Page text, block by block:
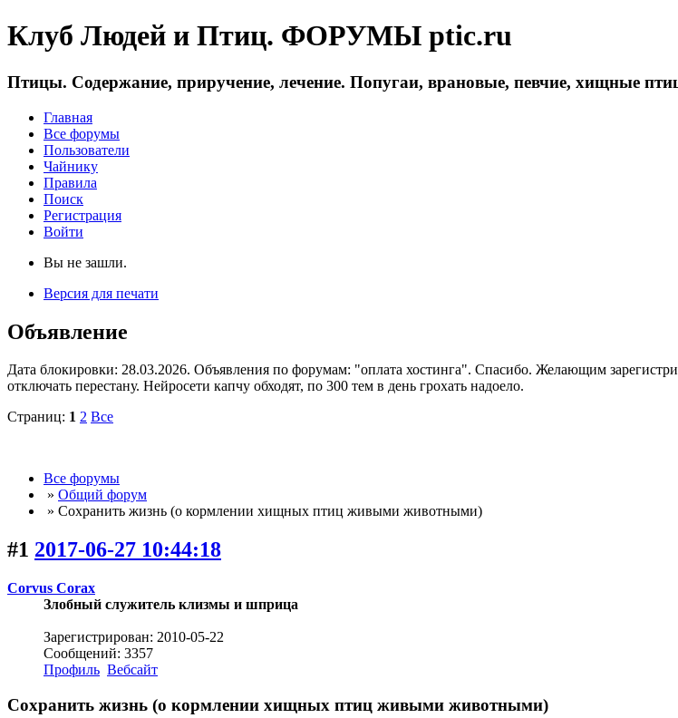
Клуб Людей и Птиц. ФОРУМЫ ptic.ru
Птицы. Содержание, приручение, лечение. Попугаи, врановые, певчие, хищные
Главная
Все форумы
Пользователи
Чайнику
Правила
Поиск
Регистрация
Войти
Вы не зашли.
Версия для печати
Объявление
Дата блокировки: 28.03.2026. Объявления по форумам: "оплата хостинга". Спасибо. Желающим
отключать перестану. Нейросети капчу обходят, по 300 тем в день грохать надоело.
Страниц: 1 2 Все
Все форумы
» Общий форум
» Сохранить жизнь (о кормлении хищных птиц живыми животными)
#1 2017-06-27 10:44:18
Corvus Corax
Злобный служитель клизмы и шприца
Зарегистрирован: 2010-05-22
Сообщений: 3357
Профиль Вебсайт
Сохранить жизнь (о кормлении хищных птиц живыми животными)